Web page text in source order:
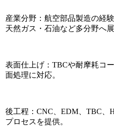
産業分野：航空部品製造の経
天然ガス・石油など多分野へ展
表面仕上げ：TBCや耐摩耗コ
面処理に対応。
後工程：CNC、EDM、TBC、
プロセスを提供。